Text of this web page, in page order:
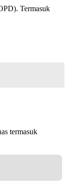
Termasuk
termasuk